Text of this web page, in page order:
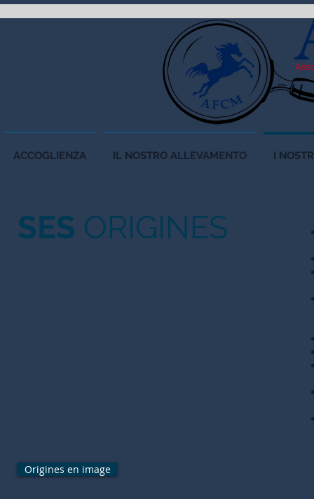
ACCOGLIENZA IL NOSTRO ALLEVAMENTO I
SES ORIGINES
Origines en image